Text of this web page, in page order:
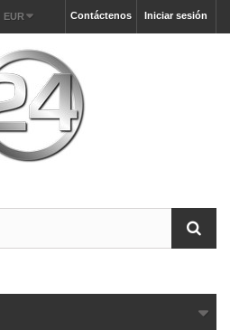
Iniciar sesión
Contáctenos
EUR